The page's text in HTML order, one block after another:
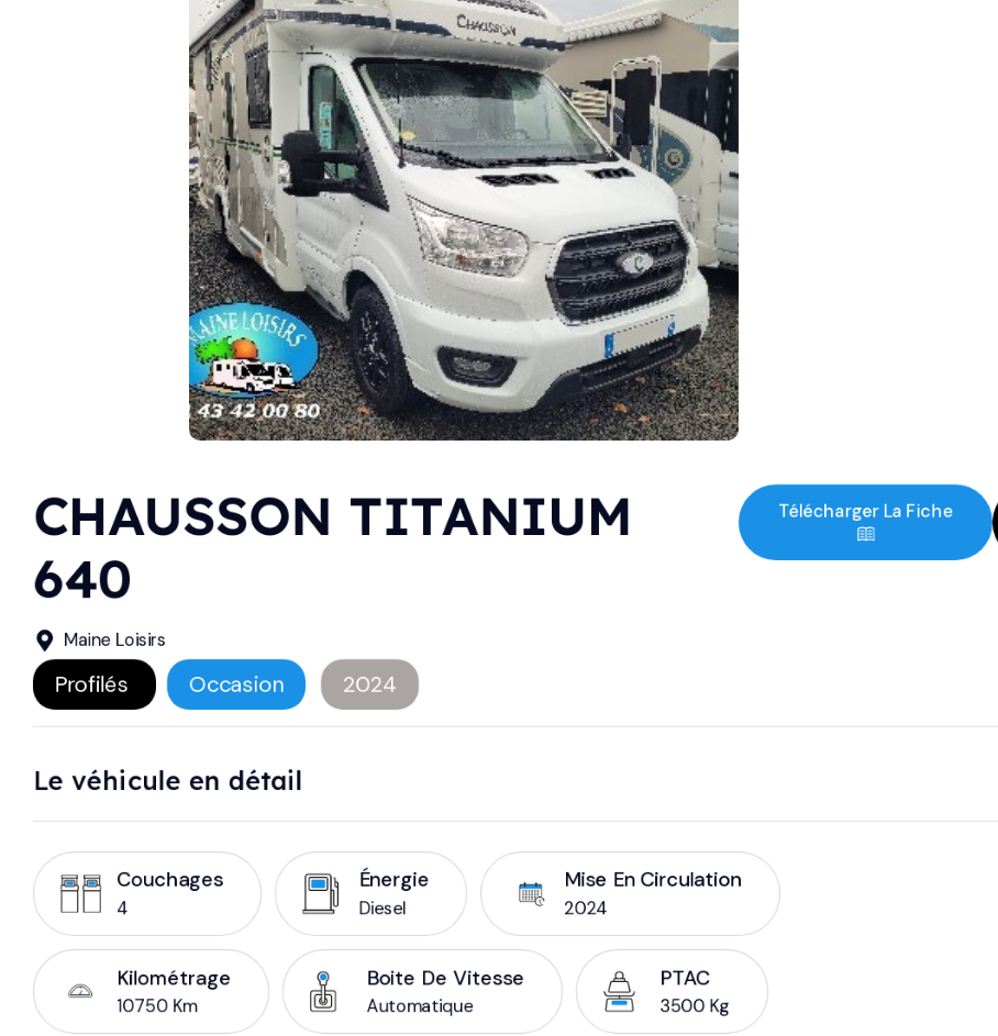
CHAUSSON TITANIUM
640
Maine Loisirs
Profilés Occasion 2024
Télécharger La Fiche
Le véhicule en détail
Couchages
4
Énergie
Diesel
Mise En Circulation
2024
Kilométrage
10750 Km
Boite De Vitesse
Automatique
PTAC
3500 Kg